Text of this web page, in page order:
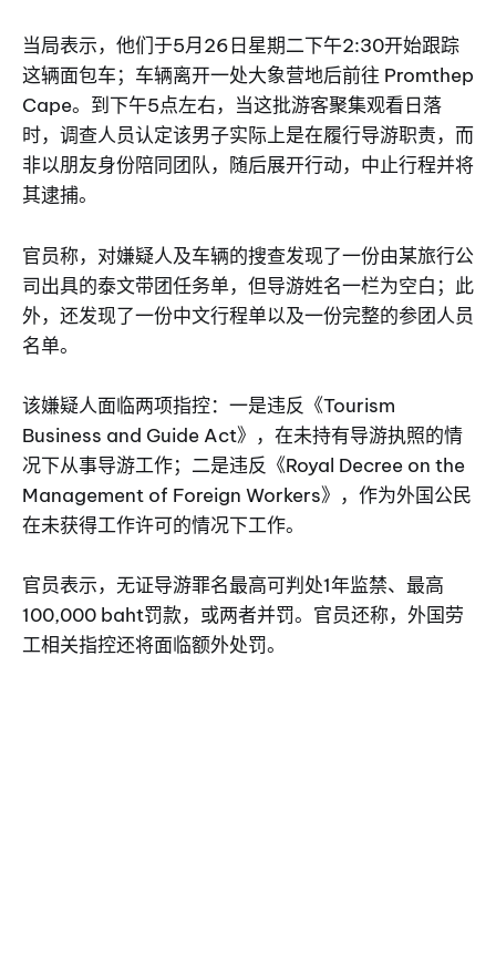
当局表示，他们于5月26日星期二下午2:30开始跟踪
这辆面包车；车辆离开一处大象营地后前往 Promthep
Cape。到下午5点左右，当这批游客聚集观看日落
时，调查人员认定该男子实际上是在履行导游职责，而
非以朋友身份陪同团队，随后展开行动，中止行程并将
其逮捕。
官员称，对嫌疑人及车辆的搜查发现了一份由某旅行公
司出具的泰文带团任务单，但导游姓名一栏为空白；此
外，还发现了一份中文行程单以及一份完整的参团人员
名单。
该嫌疑人面临两项指控：一是违反《Tourism
Business and Guide Act》，在未持有导游执照的情
况下从事导游工作；二是违反《Royal Decree on the
Management of Foreign Workers》，作为外国公民
在未获得工作许可的情况下工作。
官员表示，无证导游罪名最高可判处1年监禁、最高
100,000 baht罚款，或两者并罚。官员还称，外国劳
工相关指控还将面临额外处罚。